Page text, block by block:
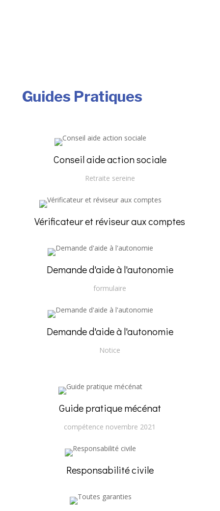
Guides Pratiques
Conseil aide action sociale
Retraite sereine
Vérificateur et réviseur aux comptes
Demande d'aide à l'autonomie
formulaire
Demande d'aide à l'autonomie
Notice
Guide pratique mécénat
compétence novembre 2021
Responsabilité civile